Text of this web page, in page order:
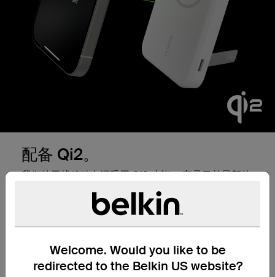
Welcome. Would you like to be
redirected to the Belkin US website?
配备 Qi2。
我们的无线移动电源采用 Qi2 功能。 它是目前最新的
的设备配合使用，可提供安全的磁性对准、比以往充
电速度更快（15 瓦）和功率更高。Qi2 还可以优化能
源使用，保护设备的电池寿命。
要深入了解 Qi2 技术，请查看我们的博客文章：
是 Qi2？